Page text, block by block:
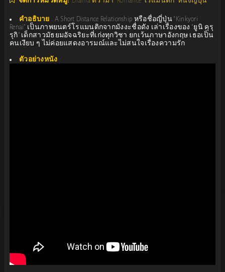
คำอธิบาย : A Short Distance Relationship หรือชื่อญี่ปุ่น “Kinkyori
Renai” เป็นภาพยนตร์โรแมนติกจากมังงะชื่อดัง เล่าเรื่องของ “ยูนิ คุรุ
รุกิ” เด็กสาวมัธยมอัจฉริยะที่เก่งทุกวิชา ยกเว้นภาษาอังกฤษ เธอเป็น
คนเงียบ ๆ ไม่ค่อยแสดงอารมณ์และไม่สนใจเรื่องความรัก
ตัวอย่างหนัง :